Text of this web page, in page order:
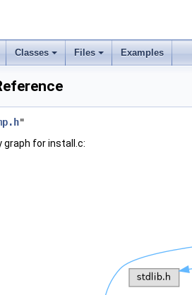
Classes Files Examples
"
graph for install.c: